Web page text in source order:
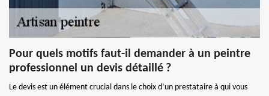
Pour quels motifs faut-il demander à un peintre
professionnel un devis détaillé ?
Le devis est un élément crucial dans le choix d’un prestataire à qui vous